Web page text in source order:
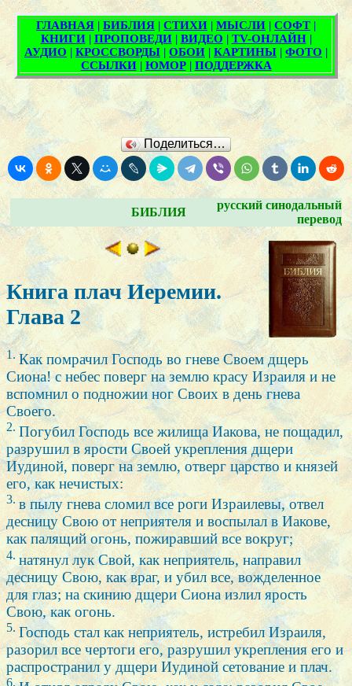
Поделиться…
БИБЛИЯ
русский синодальный
перевод
Книга плач Иеремии.
Глава 2
1.Как помрачил Господь во гневе Своем дщерь
Сиона! с небес поверг на землю красу Израиля и не
вспомнил о подножии ног Своих в день гнева
Своего.
2.Погубил Господь все жилища Иакова, не пощадил,
разрушил в ярости Своей укрепления дщери
Иудиной, поверг на землю, отверг царство и князей
его, как нечистых:
3.в пылу гнева сломил все роги Израилевы, отвел
десницу Свою от неприятеля и воспылал в Иакове,
как палящий огонь, пожиравший все вокруг;
4. натянул лук Свой, как неприятель, направил
десницу Свою, как враг, и убил все, вожделенное
для глаз; на скинию дщери Сиона излил ярость
Свою, как огонь.
5. Господь стал как неприятель, истребил Израиля,
разорил все чертоги его, разрушил укрепления его и
распространил у дщери Иудиной сетование и плач.
6.